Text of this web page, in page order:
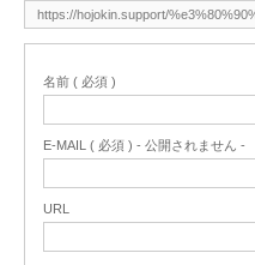
名前 ( 必須 )
E-MAIL ( 必須 ) - 公開されません -
URL